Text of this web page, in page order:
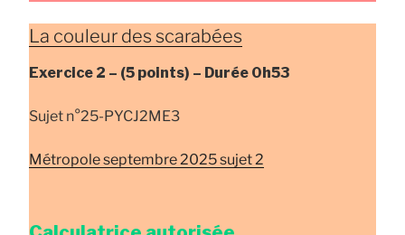
La couleur des scarabées
Exercice 2 – (5 points) – Durée 0h53
Sujet n°25-PYCJ2ME3
Métropole septembre 2025 sujet 2